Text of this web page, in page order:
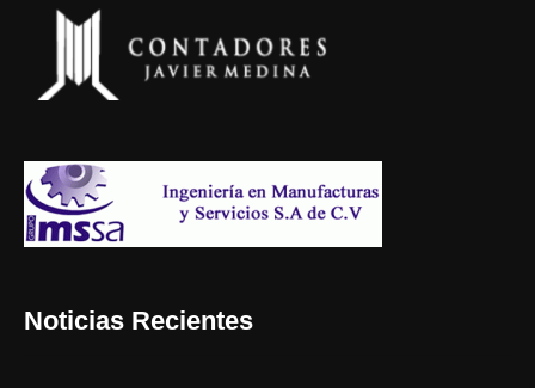
Noticias Recientes